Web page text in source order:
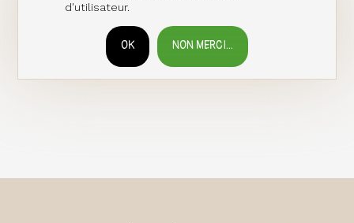
d'utilisateur.
NON MERCI...
OK
RETIRER LE CONSENTEMENT